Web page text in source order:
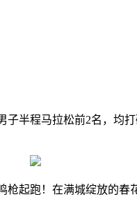
程马拉松前2名，均
枪起跑！在满城绽放的